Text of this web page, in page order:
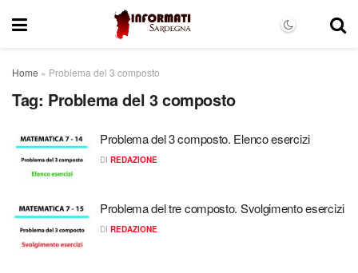
Home » Problema del 3 composto
Tag: Problema del 3 composto
Problema del 3 composto. Elenco esercizi
DI REDAZIONE
Problema del tre composto. Svolgimento esercizi
DI REDAZIONE